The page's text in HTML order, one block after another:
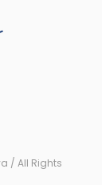
/ All Rights